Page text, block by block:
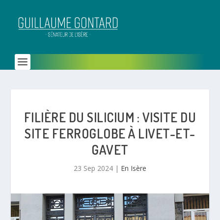
FILIÈRE DU SILICIUM : VISITE DU
SITE FERROGLOBE À LIVET-ET-
GAVET
23 Sep 2024 | En Isère